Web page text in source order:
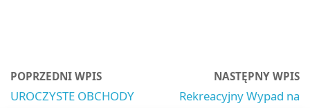
POPRZEDNI WPIS
UROCZYSTE OBCHODY
NASTĘPNY WPIS
Rekreacyjny Wypad na